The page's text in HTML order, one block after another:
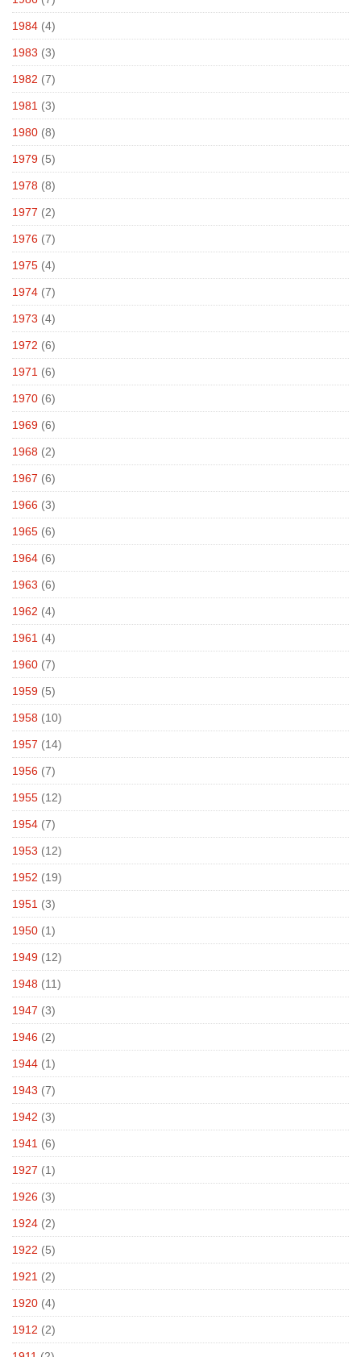
1984 (4)
1983 (3)
1982 (7)
1981 (3)
1980 (8)
1979 (5)
1978 (8)
1977 (2)
1976 (7)
1975 (4)
1974 (7)
1973 (4)
1972 (6)
1971 (6)
1970 (6)
1969 (6)
1968 (2)
1967 (6)
1966 (3)
1965 (6)
1964 (6)
1963 (6)
1962 (4)
1961 (4)
1960 (7)
1959 (5)
1958 (10)
1957 (14)
1956 (7)
1955 (12)
1954 (7)
1953 (12)
1952 (19)
1951 (3)
1950 (1)
1949 (12)
1948 (11)
1947 (3)
1946 (2)
1944 (1)
1943 (7)
1942 (3)
1941 (6)
1927 (1)
1926 (3)
1924 (2)
1922 (5)
1921 (2)
1920 (4)
1912 (2)